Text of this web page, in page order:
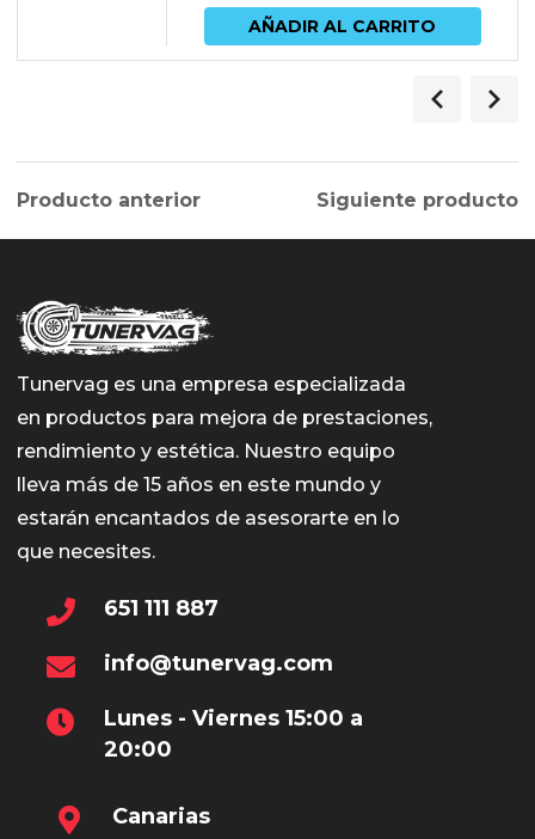
AÑADIR AL CARRITO
Producto anterior Siguiente producto
Tunervag es una empresa especializada
en productos para mejora de prestaciones,
rendimiento y estética. Nuestro equipo
lleva más de 15 años en este mundo y
estarán encantados de asesorarte en lo
que necesites.
651 111 887
info@tunervag.com
Lunes - Viernes 15:00 a
20:00
Canarias